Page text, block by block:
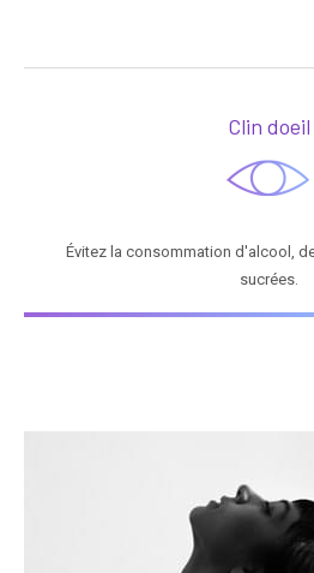
Clin doeil
Évitez la consommation d'alcool,
sucrées.